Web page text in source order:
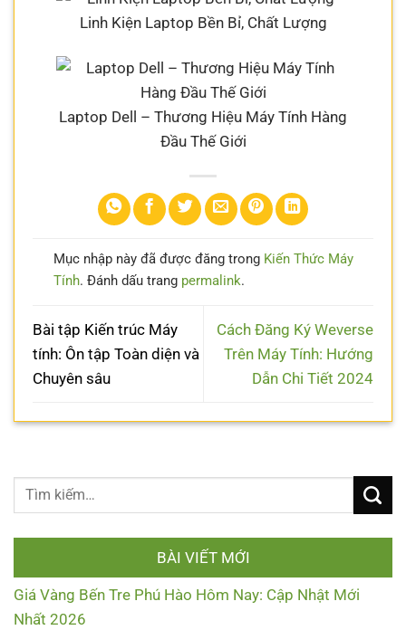
Linh Kiện Laptop Bền Bỉ, Chất Lượng
Laptop Dell – Thương Hiệu Máy Tính Hàng
Đầu Thế Giới
Mục nhập này đã được đăng trong Kiến Thức Máy
Tính. Đánh dấu trang permalink.
Bài tập Kiến trúc Máy
tính: Ôn tập Toàn diện và
Chuyên sâu
Cách Đăng Ký Weverse
Trên Máy Tính: Hướng
Dẫn Chi Tiết 2024
BÀI VIẾT MỚI
Giá Vàng Bến Tre Phú Hào Hôm Nay: Cập Nhật Mới
Nhất 2026